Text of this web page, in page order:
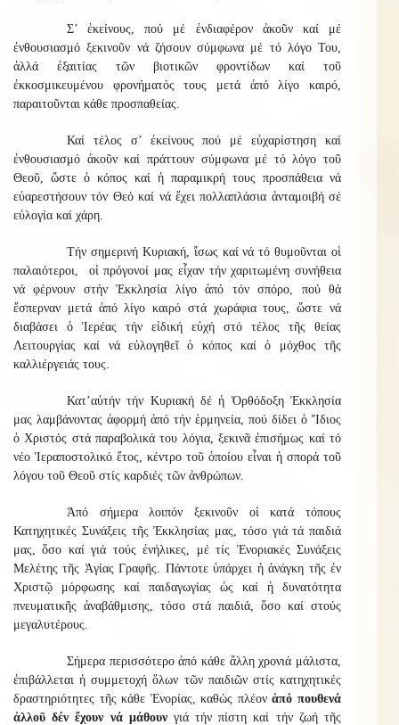
Σ’ ἐκείνους, πού μέ ἐνδιαφέρον ἀκοῦν καί μέ
ἐνθουσιασμό ξεκινοῦν νά ζήσουν σύμφωνα μέ τό λόγο Του,
ἀλλά ἐξαιτίας τῶν βιοτικῶν φροντίδων καί τοῦ
ἐκκοσμικευμένου φρονήματός τους μετά ἀπό λίγο καιρό,
παραιτοῦνται κάθε προσπαθείας.
Καί τέλος σ’ ἐκείνους πού μέ εὐχαρίστηση καί
ἐνθουσιασμό ἀκοῦν καί πράττουν σύμφωνα μέ τό λόγο τοῦ
Θεοῦ, ὥστε ὁ κόπος καί ἡ παραμικρή τους προσπάθεια νά
εὐαρεστήσουν τόν Θεό καί νά ἔχει πολλαπλάσια ἀνταμοιβή σέ
εὐλογία καί χάρη.
Τήν σημερινή Κυριακή, ἴσως καί νά τό θυμοῦνται οἱ
παλαιότεροι, οἱ πρόγονοί μας εἶχαν τήν χαριτωμένη συνήθεια
νά φέρνουν στήν Ἐκκλησία λίγο ἀπό τόν σπόρο, πού θά
ἔσπερναν μετά ἀπό λίγο καιρό στά χωράφια τους, ὥστε νά
διαβάσει ὁ Ἱερέας τήν εἰδική εὐχή στό τέλος τῆς θείας
Λειτουργίας καί νά εὐλογηθεῖ ὁ κόπος καί ὁ μόχθος τῆς
καλλιέργειάς τους.
Κατ’αὐτήν τήν Κυριακή δέ ἡ Ὀρθόδοξη Ἐκκλησία
μας λαμβάνοντας ἀφορμή ἀπό τήν ἑρμηνεία, πού δίδει ὁ Ἴδιος
ὁ Χριστός στά παραβολικά του λόγια, ξεκινᾶ ἐπισήμως καί τό
νέο Ἱεραποστολικό ἔτος, κέντρο τοῦ ὁποίου εἶναι ἡ σπορά τοῦ
λόγου τοῦ Θεοῦ στίς καρδιές τῶν ἀνθρώπων.
Ἀπό σήμερα λοιπόν ξεκινοῦν οἱ κατά τόπους
Κατηχητικές Συνάξεις τῆς Ἐκκλησίας μας, τόσο γιά τά παιδιά
μας, ὅσο καί γιά τούς ἐνήλικες, μέ τίς Ἐνοριακές Συνάξεις
Μελέτης τῆς Ἁγίας Γραφῆς. Πάντοτε ὑπάρχει ἡ ἀνάγκη τῆς ἐν
Χριστῷ μόρφωσης καί παιδαγωγίας ὡς καί ἡ δυνατότητα
πνευματικῆς ἀναβάθμισης, τόσο στά παιδιά, ὅσο καί στούς
μεγαλυτέρους.
Σήμερα περισσότερο ἀπό κάθε ἄλλη χρονιά μάλιστα,
ἐπιβάλλεται ἡ συμμετοχή ὅλων τῶν παιδιῶν στίς κατηχητικές
δραστηριότητες τῆς κάθε Ἐνορίας, καθώς πλέονἀπό πουθενά
ἀλλοῦ δέν ἔχουν νά μάθουνγιά τήν πίστη καί τήν ζωή τῆς